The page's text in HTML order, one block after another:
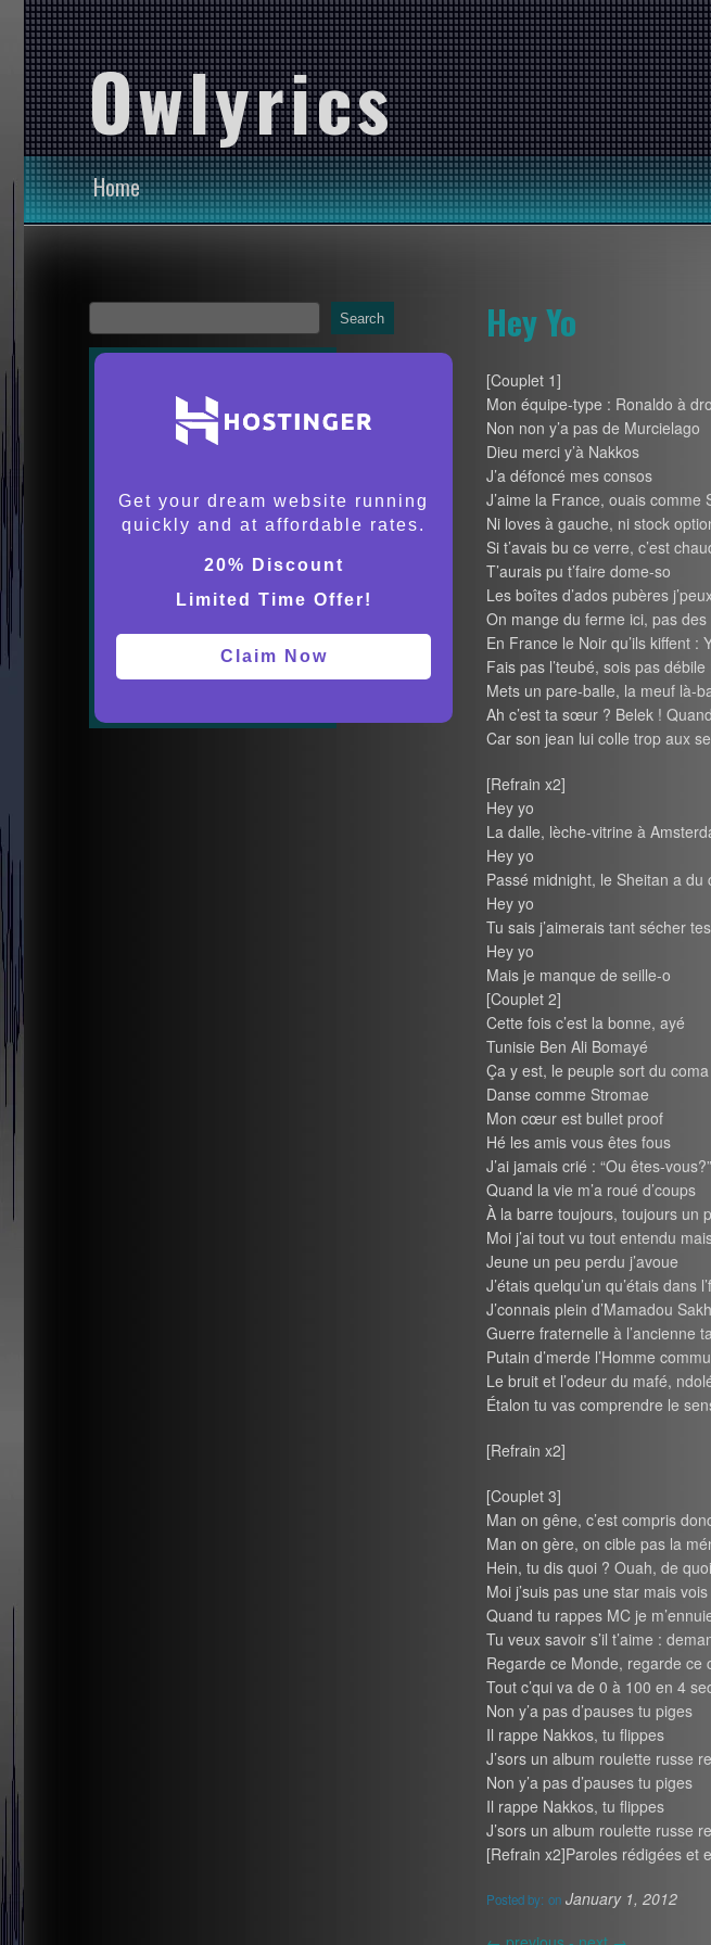
Owlyrics
Home
Hey Yo
[Couplet 1]
Mon équipe-type : Ronaldo à
Non non y’a pas de Murcielago
Dieu merci y’à Nakkos
J’a défoncé mes consos
J’aime la France, ouais comme
Ni loves à gauche, ni stock
Si t’avais bu ce verre, c’est
T’aurais pu t’faire dome-so
Les boîtes d’ados pubères
On mange du ferme ici, pas des
En France le Noir qu’ils kiffent :
Fais pas l’teubé, sois pas débile
Mets un pare-balle, la meuf là-
Ah c’est ta sœur ? Belek !
Car son jean lui colle trop aux
[Refrain x2]
Hey yo
La dalle, lèche-vitrine à
Hey yo
Passé midnight, le Sheitan a du
Hey yo
Tu sais j’aimerais tant sécher
Hey yo
Mais je manque de seille-o
[Couplet 2]
Cette fois c’est la bonne, ayé
Tunisie Ben Ali Bomayé
Ça y est, le peuple sort du
Danse comme Stromae
Mon cœur est bullet proof
Hé les amis vous êtes fous
J’ai jamais crié : “Ou êtes-vous?”
Quand la vie m’a roué d’coups
À la barre toujours, toujours un
Moi j’ai tout vu tout entendu
Jeune un peu perdu j’avoue
J’étais quelqu’un qu’étais dans
J’connais plein d’Mamadou
Guerre fraternelle à l’ancienne
Putain d’merde l’Homme
Le bruit et l’odeur du mafé,
Étalon tu vas comprendre le
[Refrain x2]
[Couplet 3]
Man on gêne, c’est compris
Man on gère, on cible pas la
Hein, tu dis quoi ? Ouah, de
Moi j’suis pas une star mais
Quand tu rappes MC je
Tu veux savoir s’il t’aime :
Regarde ce Monde, regarde
Tout c’qui va de 0 à 100 en 4
Non y’a pas d’pauses tu piges
Il rappe Nakkos, tu flippes
J’sors un album roulette russe
Non y’a pas d’pauses tu piges
Il rappe Nakkos, tu flippes
J’sors un album roulette russe
[Refrain x2]Paroles rédigées et
Posted by: on January 1, 2012
Search
Get your dream website running
quickly and at affordable rates.
20% Discount
Limited Time Offer!
Claim Now